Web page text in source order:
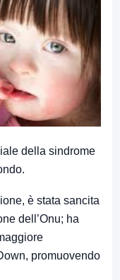
della sindrome
è stata sancita
dell’Onu; ha
promuovendo